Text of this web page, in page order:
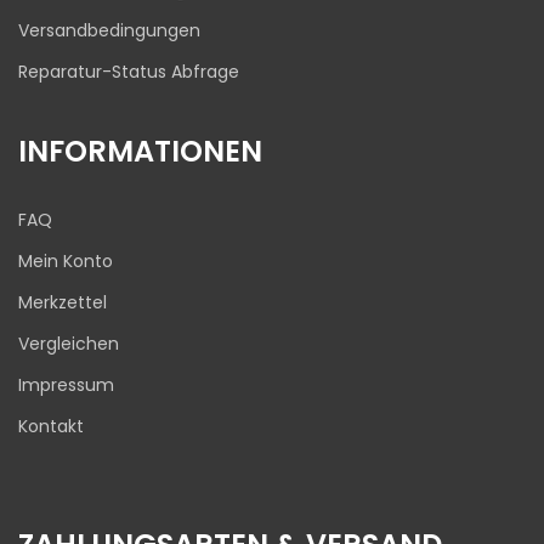
Versandbedingungen
Reparatur-Status Abfrage
INFORMATIONEN
FAQ
Mein Konto
Merkzettel
Vergleichen
Impressum
Kontakt